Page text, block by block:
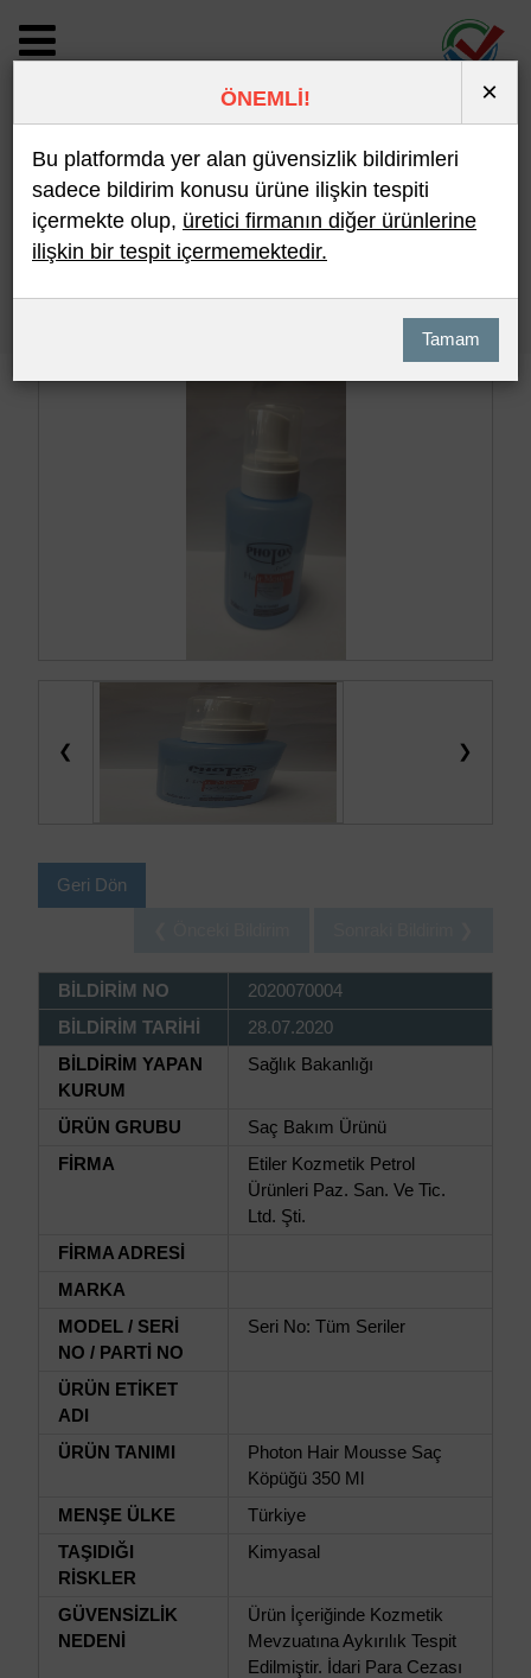
BİLDİRİM DETAYI
Son 10 Bildirim En Çok İncelenen
❮ ❯
Geri Dön
BİLDİRİM NO
2020070004
BİLDİRİM TARİHİ
28.07.2020
BİLDİRİM YAPAN
KURUM
Sağlık Bakanlığı
ÜRÜN GRUBU
Saç Bakım Ürünü
FİRMA
Etiler Kozmetik Petrol
Ürünleri Paz. San. Ve Tic.
Ltd. Şti.
FİRMA ADRESİ
MARKA
MODEL / SERİ
NO / PARTİ NO
Seri No: Tüm Seriler
ÜRÜN ETİKET
ADI
ÜRÜN TANIMI
Photon Hair Mousse Saç
Köpüğü 350 Ml
MENŞE ÜLKE
Türkiye
TAŞIDIĞI
RİSKLER
Kimyasal
GÜVENSİZLİK
NEDENİ
Ürün İçeriğinde Kozmetik
Mevzuatına Aykırılık Tespit
Edilmiştir. İdari Para Cezası
ÖNEMLİ! ×
Bu platformda yer alan güvensizlik bildirimleri
sadece bildirim konusu ürüne ilişkin tespiti
içermekte olup, üretici firmanın diğer ürünlerine
ilişkin bir tespit içermemektedir.
Tamam